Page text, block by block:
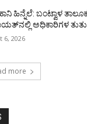
ಹಿನ್ನೆಲೆ: ಬಂಟ್ವಾಳ
ಅಧಿಕಾರಿಗಳ
6, 2026
more